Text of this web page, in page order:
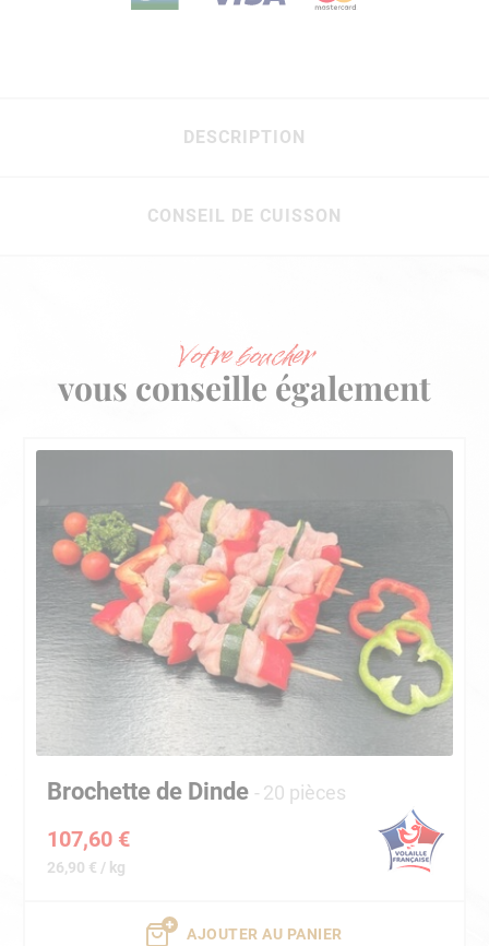
DESCRIPTION
CONSEIL DE CUISSON
Votre boucher
vous conseille également
Brochette de Dinde 20 pièces
107,60 €
26,90 € / kg
AJOUTER AU PANIER